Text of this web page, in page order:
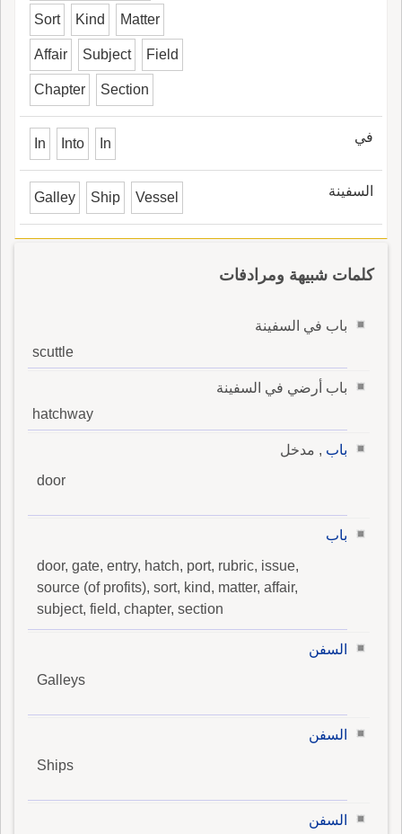
Sort Kind Matter
Affair Subject Field
Chapter Section
في In Into In
السفينة Galley Ship Vessel
كلمات شبيهة ومرادفات
باب في السفينة
scuttle
باب أرضي في السفينة
hatchway
باب , مدخل
door
باب
door, gate, entry, hatch, port, rubric, issue,
source (of profits), sort, kind, matter, affair,
subject, field, chapter, section
السفن
Galleys
السفن
Ships
السفن